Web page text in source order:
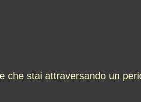
che stai attraversando un